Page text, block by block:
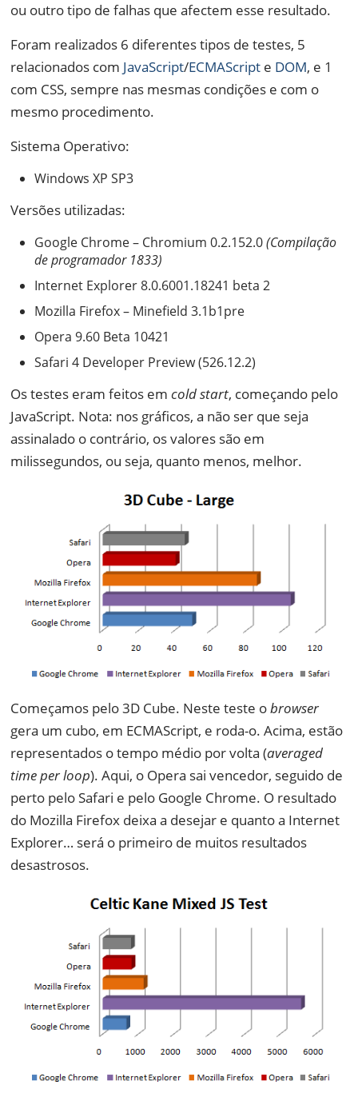
ou outro tipo de falhas que afectem esse resultado.
Foram realizados 6 diferentes tipos de testes, 5
relacionados com JavaScript/ECMAScript e DOM, e 1
com CSS, sempre nas mesmas condições e com o
mesmo procedimento.
Sistema Operativo:
Windows XP SP3
Versões utilizadas:
Google Chrome – Chromium 0.2.152.0(Compilação
de programador 1833)
Internet Explorer 8.0.6001.18241 beta 2
Mozilla Firefox – Minefield 3.1b1pre
Opera 9.60 Beta 10421
Safari 4 Developer Preview (526.12.2)
Os testes eram feitos emcold start, começando pelo
JavaScript. Nota: nos gráficos, a não ser que seja
assinalado o contrário, os valores são em
milissegundos, ou seja, quanto menos, melhor.
Começamos pelo 3D Cube. Neste teste obrowser
gera um cubo, em ECMAScript, e roda-o. Acima, estão
representados o tempo médio por volta (averaged
time per loop). Aqui, o Opera sai vencedor, seguido de
perto pelo Safari e pelo Google Chrome. O resultado
do Mozilla Firefox deixa a desejar e quanto a Internet
Explorer… será o primeiro de muitos resultados
desastrosos.